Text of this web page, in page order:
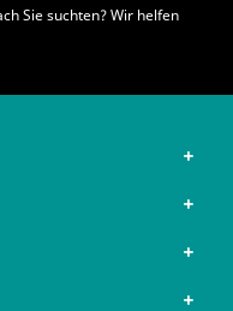
Sie suchten? Wir helfen